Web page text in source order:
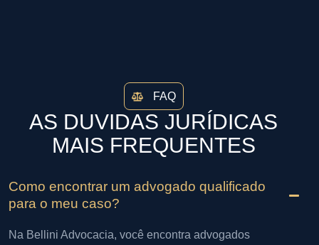
FAQ
AS DUVIDAS JURÍDICAS
MAIS FREQUENTES
Como encontrar um advogado qualificado
para o meu caso?
Na Bellini Advocacia, você encontra advogados